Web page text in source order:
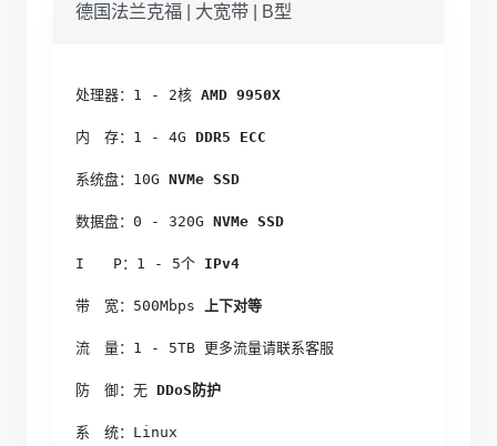
德国法兰克福 | 大宽带 | B型
处理器：1 - 2核 AMD 9950X
内　存：1 - 4G DDR5 ECC
系统盘：10G NVMe SSD
数据盘：0 - 320G NVMe SSD
I　　P：1 - 5个 IPv4
带　宽：500Mbps 上下对等
流　量：1 - 5TB 更多流量请联系客服
防　御：无 DDoS防护
系　统：Linux